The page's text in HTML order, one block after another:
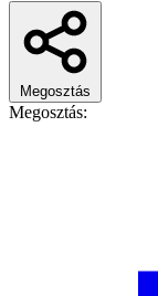
Megosztás
Megosztás: